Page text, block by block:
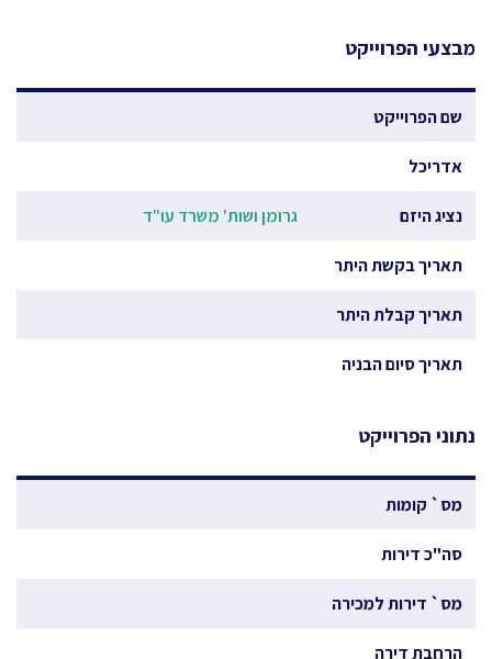
מבצעי הפרוייקט
שם הפרוייקט
אדריכל
נציג היזם גרומן ושות' משרד עו"ד
תאריך בקשת היתר
תאריך קבלת היתר
תאריך סיום הבניה
נתוני הפרוייקט
מס` קומות
סה"כ דירות
מס` דירות למכירה
הרחבת דירה